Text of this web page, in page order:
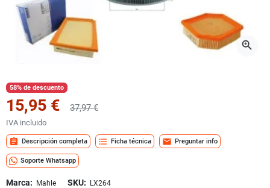
zoom_in
58% de descuento
15,95 € 37,97 €
IVA incluido
assignment Descripción completa format_list_bulleted Ficha técnica mail Preguntar info
Soporte Whatsapp
Marca: Mahle SKU: LX264